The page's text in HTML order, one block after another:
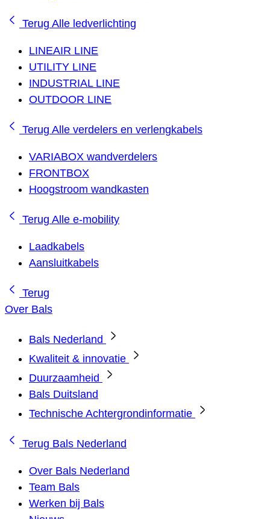
Terug Alle ledverlichting
LINEAIR LINE
UTILITY LINE
INDUSTRIAL LINE
OUTDOOR LINE
Terug Alle verdelers en verlengkabels
VARIABOX wandverdelers
FRONTBOX
Hoogstroom wandkasten
Terug Alle e-mobility
Laadkabels
Aansluitkabels
Terug
Over Bals
Bals Nederland
Kwaliteit & innovatie
Duurzaamheid
Bals Duitsland
Technische Achtergrondinformatie
Terug Bals Nederland
Over Bals Nederland
Team Bals
Werken bij Bals